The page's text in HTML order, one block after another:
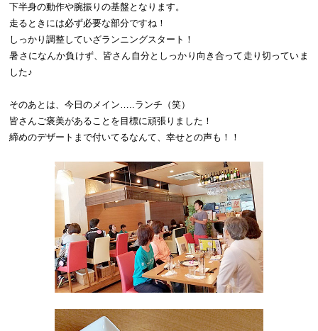
下半身の動作や腕振りの基盤となります。
走るときには必ず必要な部分ですね！
しっかり調整していざランニングスタート！
暑さになんか負けず、皆さん自分としっかり向き合って走り切っていま
した♪
そのあとは、今日のメイン…..ランチ（笑）
皆さんご褒美があることを目標に頑張りました！
締めのデザートまで付いてるなんて、幸せとの声も！！